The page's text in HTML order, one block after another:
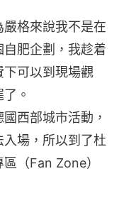
格來說我不是在
肥企劃，我趁着
可以到現場觀
。
西部城市活動，
場，所以到了杜
（Fan Zone）